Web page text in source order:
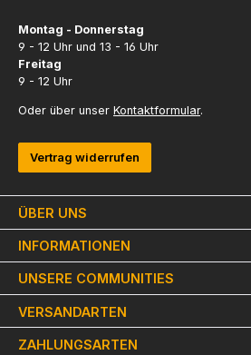
ÜBER UNS
INFORMATIONEN
Montag - Donnerstag
9 - 12 Uhr und 13 - 16 Uhr
Freitag
9 - 12 Uhr
Oder über unser Kontaktformular.
Vertrag widerrufen
UNSERE COMMUNITIES
VERSANDARTEN
ZAHLUNGSARTEN